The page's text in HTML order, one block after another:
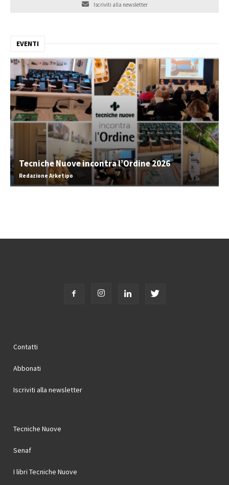
Iscriviti alla newsletter
EVENTI
Tecniche Nuove incontra l’Ordine 2026
Redazione Arketipo
Contatti
Abbonati
Iscriviti alla newsletter
Tecniche Nuove
Senaf
I libri Tecniche Nuove